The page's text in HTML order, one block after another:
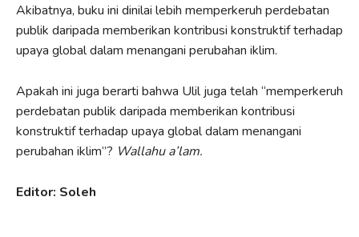
Akibatnya, buku ini dinilai lebih memperkeruh perdebatan
publik daripada memberikan kontribusi konstruktif terhadap
upaya global dalam menangani perubahan iklim.
Apakah ini juga berarti bahwa Ulil juga telah “memperkeruh
perdebatan publik daripada memberikan kontribusi
konstruktif terhadap upaya global dalam menangani
perubahan iklim”? Wallahu a’lam.
Editor: Soleh